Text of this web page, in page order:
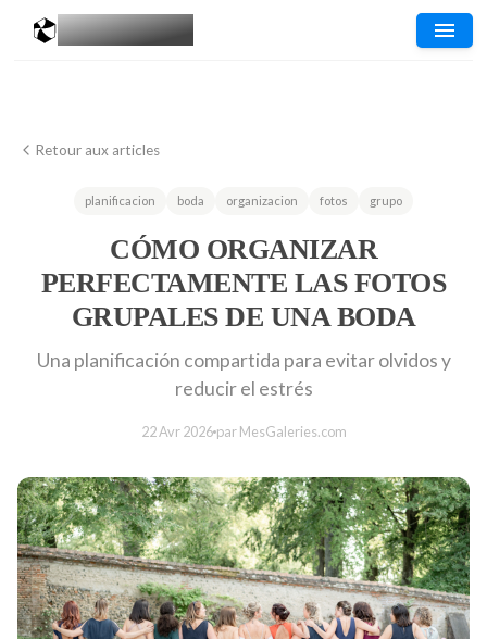
MESGALERIES
Retour aux articles
planificacion boda organizacion fotos grupo
CÓMO ORGANIZAR
PERFECTAMENTE LAS FOTOS
GRUPALES DE UNA BODA
Una planificación compartida para evitar olvidos y
reducir el estrés
22 Avr 2026par MesGaleries.com